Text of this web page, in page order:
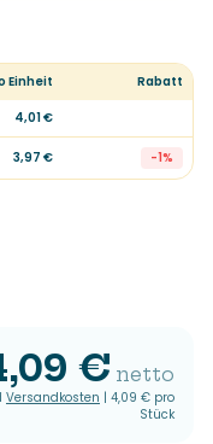
Einheit
Rabatt
4,01 €
3,97 € -1%
€ netto
Versandkosten | 4,09 € pro
Stück